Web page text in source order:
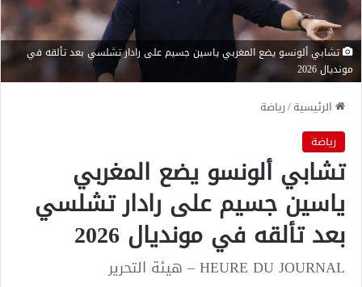
تشابي ألونسو يضع المغربي ياسين جسيم على رادار تشلسي بعد تألقه في
مونديال 2026
الرئيسية/رياضة
رياضة
تشابي ألونسو يضع المغربي
ياسين جسيم على رادار تشلسي
بعد تألقه في مونديال 2026
HEURE DU JOURNAL – هيئة التحرير